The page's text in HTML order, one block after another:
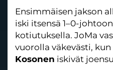
Ensimmäisen jakson
iski itsensä 1–0-johtoon
kotiutuksella. JoMa
vuorolla väkevästi, kun
Kosonen iskivät